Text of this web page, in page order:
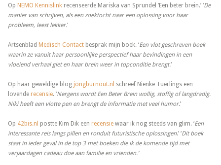
OpNEMO Kennislink recenseerde Mariska van Sprundel ‘Een beter brein.’ ‘De
manier van schrijven, als een zoektocht naar een oplossing voor haar
probleem, leest lekker.‘
ArtsenbladMedisch Contact besprak mijn boek. ‘Een vlot geschreven boek
waarin ze vanuit haar persoonlijke perspectief haar bevindingen in een
vloeiend verhaal giet en haar brein weer in topconditie brengt.‘
Op haar geweldige blogjongburnout.nl schreef Nienke Tuerlings een
lovenderecensie. ‘Nergens wordt Een Beter Brein wollig, stoffig of langdradig.
Niki heeft een vlotte pen en brengt de informatie met veel humor.’
Op 42bis.nl postte Kim Dik eenrecensie waar ik nog steeds van glim. ‘Een
interessante reis langs pillen en ronduit futuristische oplossingen.’ ‘Dit boek
staat in ieder geval in de top 3 met boeken die ik de komende tijd met
verjaardagen cadeau doe aan familie en vrienden.’